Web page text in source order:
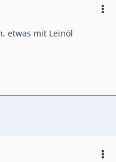
etwas mit Leinöl